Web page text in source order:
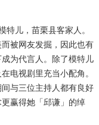
儿，苗栗县客家人。
被网友发掘，因此也有
为代言人。除了模特儿
电视剧里充当小配角。
与三位主持人都有良好
赢得她「邱谦」的绰